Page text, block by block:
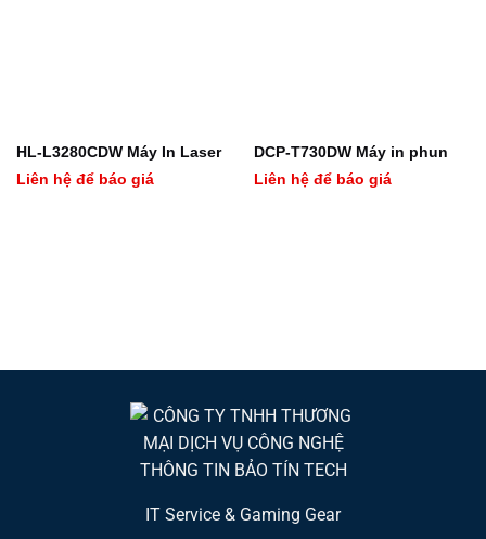
HL-L3280CDW Máy In Laser
Liên hệ để báo giá
DCP-T730DW Máy in phun
Liên hệ để báo giá
IT Service & Gaming Gear